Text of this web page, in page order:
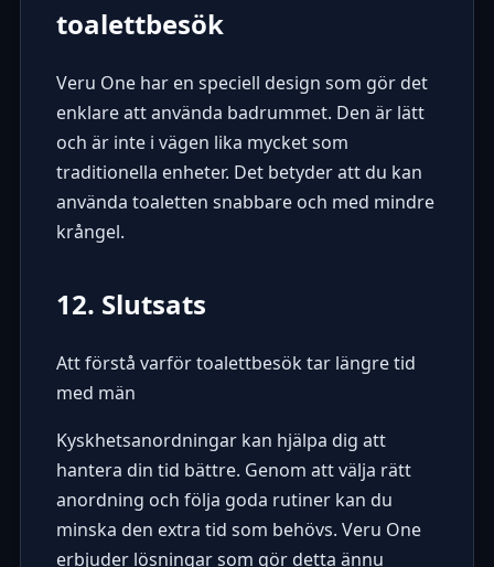
toalettbesök
Veru One har en speciell design som gör det
enklare att använda badrummet. Den är lätt
och är inte i vägen lika mycket som
traditionella enheter. Det betyder att du kan
använda toaletten snabbare och med mindre
krångel.
12. Slutsats
Att förstå varför toalettbesök tar längre tid
med män
Kyskhetsanordningar kan hjälpa dig att
hantera din tid bättre. Genom att välja rätt
anordning och följa goda rutiner kan du
minska den extra tid som behövs. Veru One
erbjuder lösningar som gör detta ännu